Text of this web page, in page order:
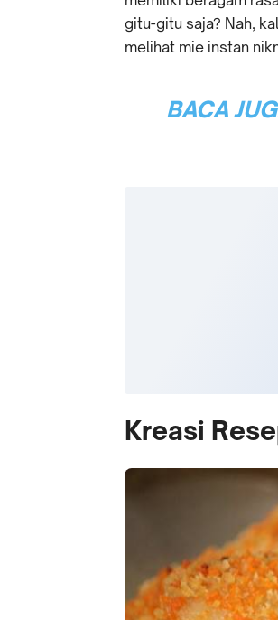
gitu-gitu saja? Nah,
melihat mie instan
BACA
Kreasi